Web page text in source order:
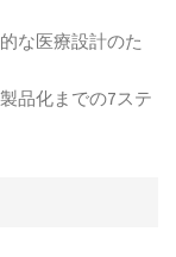
な医療設計のた
品化までの7ステ